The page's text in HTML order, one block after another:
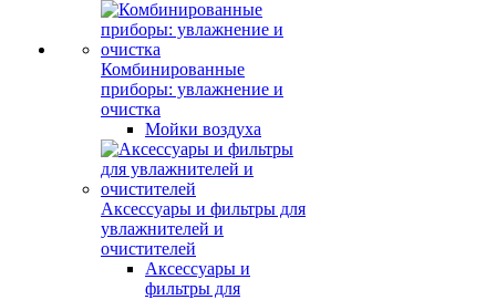
Комбинированные
приборы: увлажнение и
очистка
Мойки воздуха
Аксессуары и фильтры для
увлажнителей и
очистителей
Аксессуары и
фильтры для